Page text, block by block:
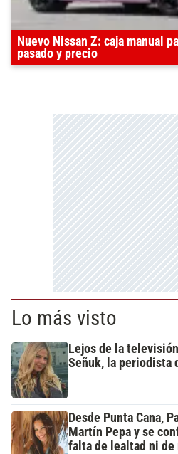
Nuevo Nissan Z: caja manual
pasado y precio
Lo más visto
Lejos de la
Señuk, la periodista
Desde Punta Cana,
Martín Pepa y se
falta de lealtad ni de